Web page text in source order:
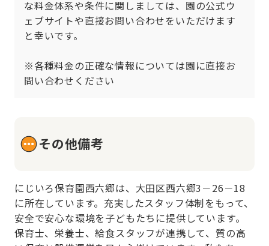
な料金体系や条件に関しましては、園の公式ウ
ェブサイトや直接お問い合わせをいただけます
と幸いです。
※各種料金の正確な情報については園に直接お
問い合わせください
その他備考
にじいろ保育園西六郷は、大田区西六郷3－26－18
に所在しています。充実したスタッフ体制をもって、
安全で安心な環境を子どもたちに提供しています。
保育士、栄養士、給食スタッフが連携して、質の高